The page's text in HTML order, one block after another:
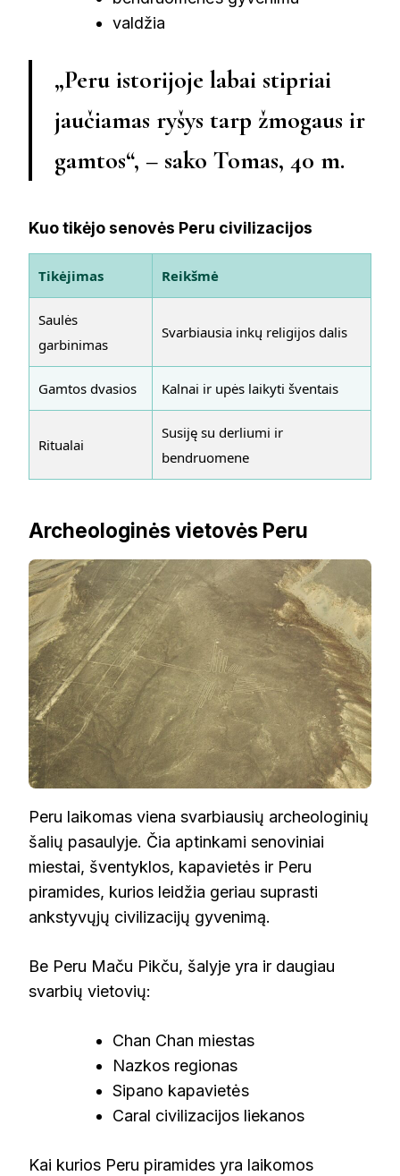
valdžia
„Peru istorijoje labai stipriai
jaučiamas ryšys tarp žmogaus ir
gamtos“, – sako Tomas, 40 m.
Kuo tikėjo senovės Peru civilizacijos
Tikėjimas Reikšmė
Saulės
garbinimas
Svarbiausia inkų religijos dalis
Gamtos dvasios Kalnai ir upės laikyti šventais
Ritualai
Susiję su derliumi ir
bendruomene
Archeologinės vietovės Peru
Peru laikomas viena svarbiausių archeologinių
šalių pasaulyje. Čia aptinkami senoviniai
miestai, šventyklos, kapavietės ir Peru
piramides, kurios leidžia geriau suprasti
ankstyvųjų civilizacijų gyvenimą.
Be Peru Maču Pikču, šalyje yra ir daugiau
svarbių vietovių:
Chan Chan miestas
Nazkos regionas
Sipano kapavietės
Caral civilizacijos liekanos
Kai kurios Peru piramides yra laikomos